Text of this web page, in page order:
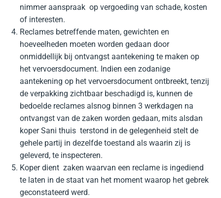
nimmer aanspraak op vergoeding van schade, kosten
of interesten.
Reclames betreffende maten, gewichten en
hoeveelheden moeten worden gedaan door
onmiddellijk bij ontvangst aantekening te maken op
het vervoersdocument. Indien een zodanige
aantekening op het vervoersdocument ontbreekt, tenzij
de verpakking zichtbaar beschadigd is, kunnen de
bedoelde reclames alsnog binnen 3 werkdagen na
ontvangst van de zaken worden gedaan, mits alsdan
koper Sani thuis terstond in de gelegenheid stelt de
gehele partij in dezelfde toestand als waarin zij is
geleverd, te inspecteren.
Koper dient zaken waarvan een reclame is ingediend
te laten in de staat van het moment waarop het gebrek
geconstateerd werd.